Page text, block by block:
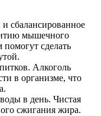
сбалансированное
мышечного
помогут сделать
Алкоголь
в организме, что
в день. Чистая
сжигания жира.